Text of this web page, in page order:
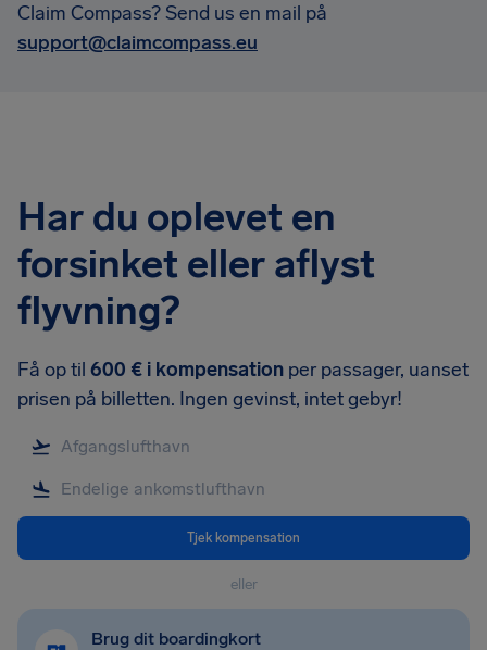
Claim Compass? Send us en mail på
support@claimcompass.eu
Har du oplevet en
forsinket eller aflyst
flyvning?
Få op til 600 € i kompensation per passager, uanset
prisen på billetten. Ingen gevinst, intet gebyr!
Tjek kompensation
eller
Brug dit boardingkort